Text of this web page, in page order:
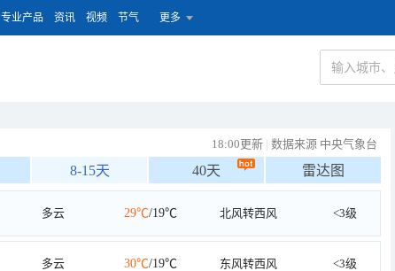
专业产品 资讯 视频 节气 更多
18:00更新 | 数据来源 中央气象台
8-15天 40天 雷达图
多云 29℃/19℃ 北风转西风 <3级
多云 30℃/19℃ 东风转西风 <3级